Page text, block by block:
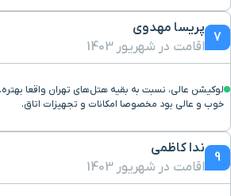
همت
ایستگاه قطار شهری شهید
۱۰ دقیقه با خودرو (۴ کیلومتر و ۷۰۶ متر)
دروازه دولت
7
پریسا مهدوی
اقامت در شهریور 1403
لوکیشن عالی، نسبت به بقیه هتل‌های تهران واقعا
خوب و عالی بود مخصوصا امکانات و تجهیزات اتاق.
9
ندا کاظمی
اقامت در شهریور 1403